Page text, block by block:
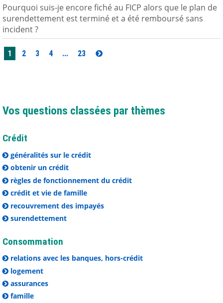
Pourquoi suis-je encore fiché au FICP alors que le plan de
surendettement est terminé et a été remboursé sans
incident ?
1 2 3 4 ... 23
Vos questions classées par thèmes
Crédit
généralités sur le crédit
obtenir un crédit
règles de fonctionnement du crédit
crédit et vie de famille
recouvrement des impayés
surendettement
Consommation
relations avec les banques, hors-crédit
logement
assurances
famille